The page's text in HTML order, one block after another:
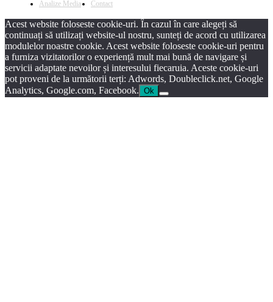
Analize Media Contact
Acest website foloseste cookie-uri. În cazul în care alegeți să
continuați să utilizați website-ul nostru, sunteți de acord cu utilizarea
modulelor noastre cookie. Acest website foloseste cookie-uri pentru
a furniza vizitatorilor o experiență mult mai bună de navigare și
servicii adaptate nevoilor și interesului fiecaruia. Aceste cookie-uri
pot proveni de la următorii terți: Adwords, Doubleclick.net, Google
Analytics, Google.com, Facebook. Ok